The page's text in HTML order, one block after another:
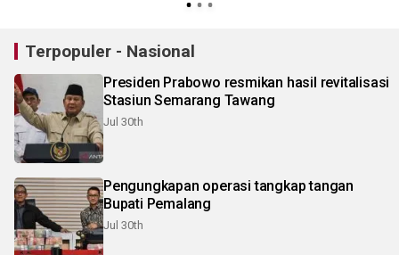
Terpopuler - Nasional
Presiden Prabowo resmikan hasil revitalisasi
Stasiun Semarang Tawang
Jul 30th
Pengungkapan operasi tangkap tangan
Bupati Pemalang
Jul 30th